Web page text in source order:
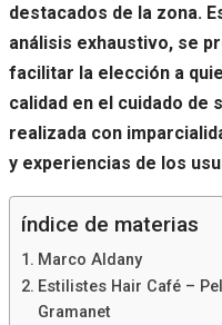
destacados de la zona.
análisis exhaustivo, se
facilitar la elección a
calidad en el cuidado de
realizada con
y experiencias de los
índice de materias
Marco Aldany
Estilistes Hair Café –
Gramanet